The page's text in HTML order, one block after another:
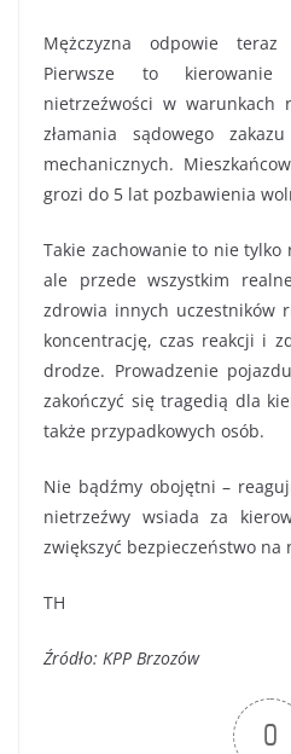
Mężczyzna odpowie
Pierwsze to
nietrzeźwości w warunkach
złamania sądowego
mechanicznych.
grozi do 5 lat pozbawienia
Takie zachowanie to nie tylko
ale przede wszystkim
zdrowia innych uczestników
koncentrację, czas reakcji i
drodze. Prowadzenie
zakończyć się tragedią dla
także przypadkowych osób.
Nie bądźmy obojętni –
nietrzeźwy wsiada za
zwiększyć bezpieczeństwo na
TH
Źródło: KPP Brzozów
0